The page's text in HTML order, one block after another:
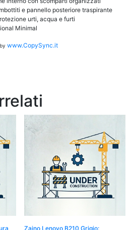
e pannello posteriore traspirante
urti, acqua e furti
Minimal
by www.CopySync.it
Zaino Lenovo B210 Grigio: